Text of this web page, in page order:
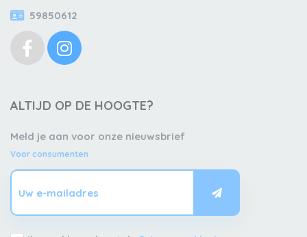
59850612
ALTIJD OP DE HOOGTE?
Meld je aan voor onze nieuwsbrief
Voor consumenten